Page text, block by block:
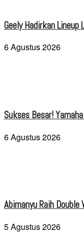
Geely Hadirkan
6 Agustus 2026
Sukses Besar!
6 Agustus 2026
Abimanyu Raih
5 Agustus 2026